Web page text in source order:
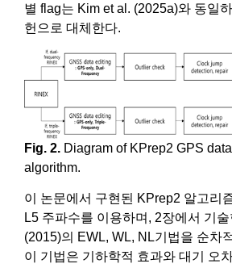
별 flag는 Kim et al. (2025a)와 동일
헌으로 대체한다.
Fig. 2. Diagram of KPrep2 GPS
algorithm.
이 논문에서 구현된 KPrep2 알고리
L5 주파수를 이용하며, 2장에서 기
(2015)의 EWL, WL, NL기법을 순차
이 기법은 기하학적 효과와 대기 오